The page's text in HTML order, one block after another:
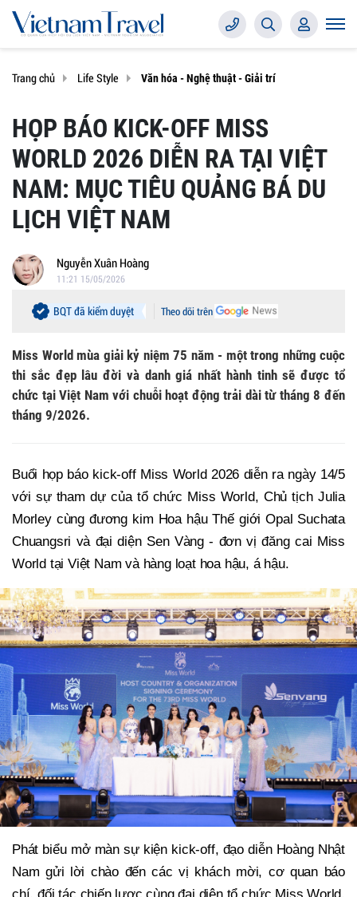
Trang chủ Life Style Văn hóa - Nghệ thuật - Giải trí
HỌP BÁO KICK-OFF MISS
WORLD 2026 DIỄN RA TẠI VIỆT
NAM: MỤC TIÊU QUẢNG BÁ DU
LỊCH VIỆT NAM
Nguyễn Xuân Hoàng
11:21 15/05/2026
Theo dõi trên
BQT đã kiểm duyệt
Miss World mùa giải kỷ niệm 75 năm - một trong những cuộc
thi sắc đẹp lâu đời và danh giá nhất hành tinh sẽ được tổ
chức tại Việt Nam với chuỗi hoạt động trải dài từ tháng 8 đến
tháng 9/2026.
Buổi họp báo kick-off Miss World 2026 diễn ra ngày 14/5
với sự tham dự của tổ chức Miss World, Chủ tịch Julia
Morley cùng đương kim Hoa hậu Thế giới Opal Suchata
Chuangsri và đại diện Sen Vàng - đơn vị đăng cai Miss
World tại Việt Nam và hàng loạt hoa hậu, á hậu.
Phát biểu mở màn sự kiện kick-off, đạo diễn Hoàng Nhật
Nam gửi lời chào đến các vị khách mời, cơ quan báo